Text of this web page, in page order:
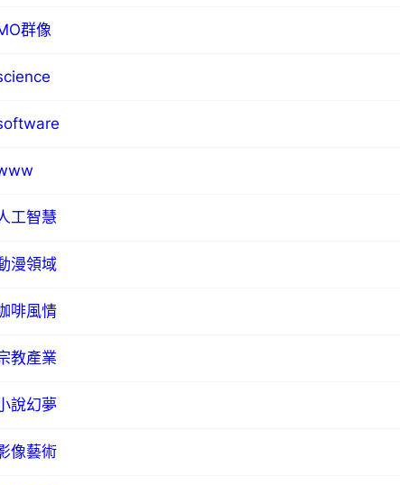
群像
工智慧
漫領域
啡風情
教產業
說幻夢
像藝術